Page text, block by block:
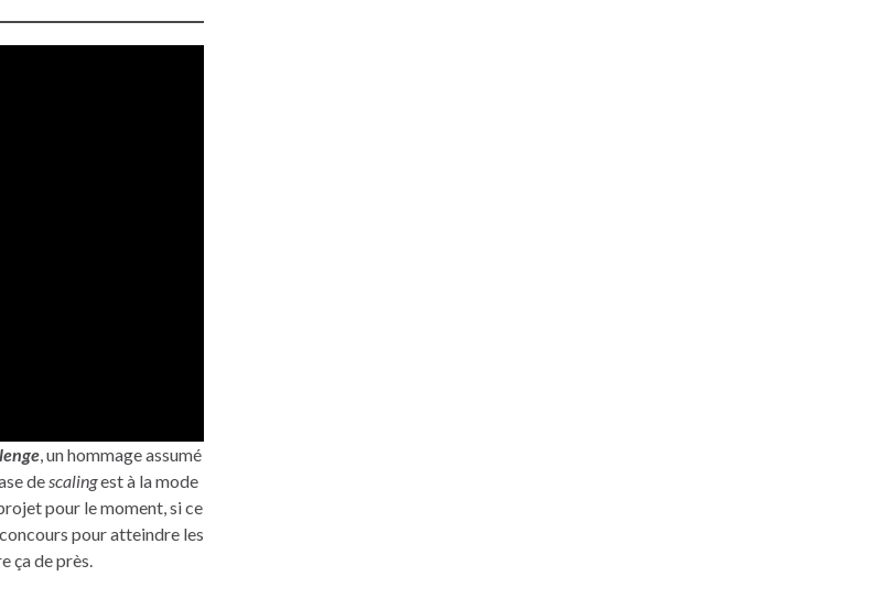
, un hommage assumé
de scalingest à la mode
pour le moment, si ce
pour atteindre les
ça de près.